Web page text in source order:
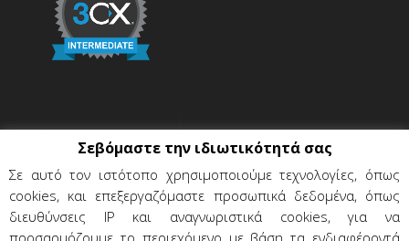
Σεβόμαστε την ιδιωτικότητά σας
Σε αυτό τον ιστότοπο χρησιμοποιούμε τεχνολογίες, όπως
cookies, και επεξεργαζόμαστε προσωπικά δεδομένα, όπως
διευθύνσεις IP και αναγνωριστικά cookies, για να
προσαρμόζουμε το περιεχόμενο με βάση τα ενδιαφέροντά